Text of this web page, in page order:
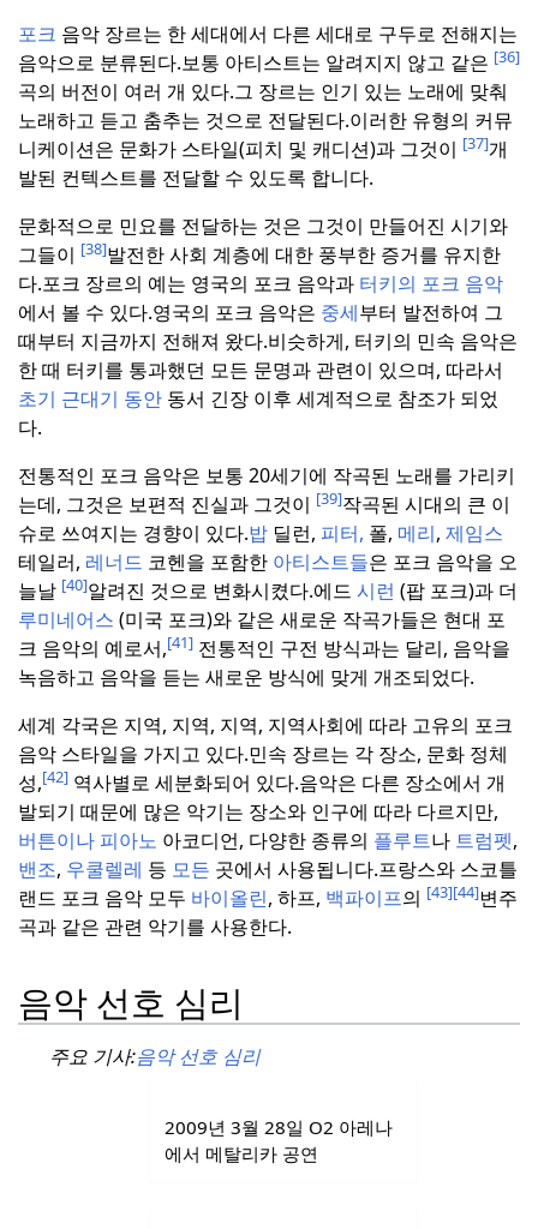
포크 음악 장르는 한 세대에서 다른 세대로 구두로 전해지는
음악으로 분류된다.보통 아티스트는 알려지지 않고 같은 [36]
곡의 버전이 여러 개 있다.그 장르는 인기 있는 노래에 맞춰
노래하고 듣고 춤추는 것으로 전달된다.이러한 유형의 커뮤
니케이션은 문화가 스타일(피치 및 캐디션)과 그것이 [37]개
발된 컨텍스트를 전달할 수 있도록 합니다.
문화적으로 민요를 전달하는 것은 그것이 만들어진 시기와
그들이 [38]발전한 사회 계층에 대한 풍부한 증거를 유지한
다.포크 장르의 예는 영국의 포크 음악과 터키의 포크 음악
에서 볼 수 있다.영국의 포크 음악은 중세부터 발전하여 그
때부터 지금까지 전해져 왔다.비슷하게, 터키의 민속 음악은
한 때 터키를 통과했던 모든 문명과 관련이 있으며, 따라서
초기 근대기 동안 동서 긴장 이후 세계적으로 참조가 되었
다.
전통적인 포크 음악은 보통 20세기에 작곡된 노래를 가리키
는데, 그것은 보편적 진실과 그것이 [39]작곡된 시대의 큰 이
슈로 쓰여지는 경향이 있다.밥 딜런, 피터, 폴, 메리, 제임스
테일러, 레너드 코헨을 포함한 아티스트들은 포크 음악을 오
늘날 [40]알려진 것으로 변화시켰다.에드 시런 (팝 포크)과 더
루미네어스 (미국 포크)와 같은 새로운 작곡가들은 현대 포
크 음악의 예로서,[41] 전통적인 구전 방식과는 달리, 음악을
녹음하고 음악을 듣는 새로운 방식에 맞게 개조되었다.
세계 각국은 지역, 지역, 지역, 지역사회에 따라 고유의 포크
음악 스타일을 가지고 있다.민속 장르는 각 장소, 문화 정체
성,[42] 역사별로 세분화되어 있다.음악은 다른 장소에서 개
발되기 때문에 많은 악기는 장소와 인구에 따라 다르지만,
버튼이나 피아노 아코디언, 다양한 종류의 플루트나 트럼펫,
밴조, 우쿨렐레 등 모든 곳에서 사용됩니다.프랑스와 스코틀
랜드 포크 음악 모두 바이올린, 하프, 백파이프의 [43][44]변주
곡과 같은 관련 악기를 사용한다.
음악 선호 심리
주요 기사:음악 선호 심리
2009년 3월 28일 O2 아레나
에서 메탈리카 공연